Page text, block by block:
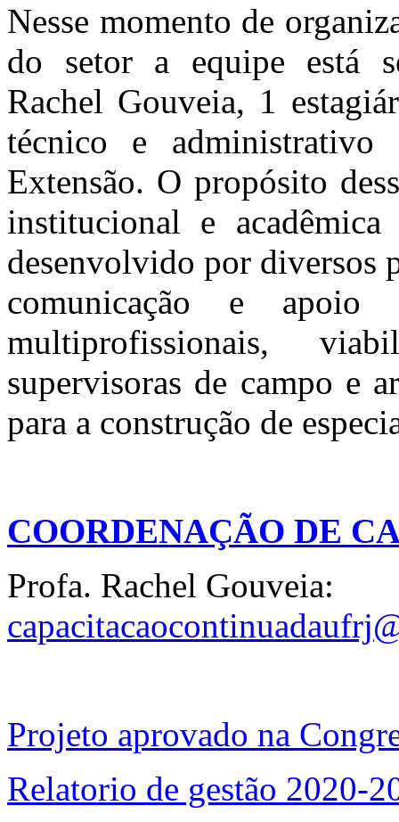
Nesse momento de
do setor a equipe está
Rachel Gouveia, 1
técnico e administrativo
Extensão. O propósito
institucional e
desenvolvido por diversos
comunicação e apoio
multiprofissionais,
supervisoras de campo e
para a construção de
COORDENAÇÃO DE
Profa. Rachel Gouveia:
Projeto aprovado na
Relatorio de gestão 2020-